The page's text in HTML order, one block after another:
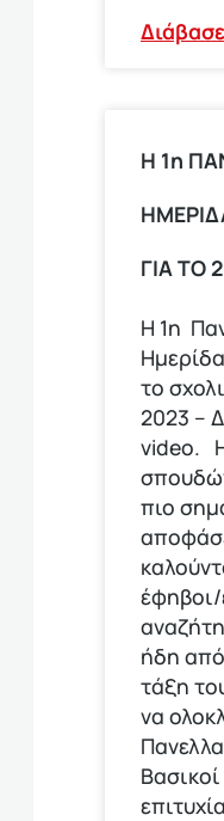
Η 1η
ΓΙΑ ΤΟ
Η 1η
το
2023 –
video.
πιο
έφηβοι/
ήδη από
τάξη
να